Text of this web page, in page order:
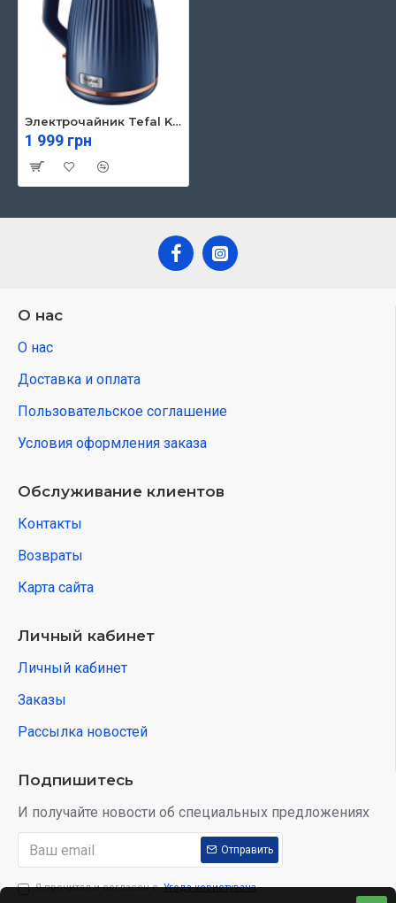
Электрочайник Tefal KO251430
1 999 грн
О нас
О нас
Доставка и оплата
Пользовательское соглашение
Условия оформления заказа
Обслуживание клиентов
Контакты
Возвраты
Карта сайта
Личный кабинет
Личный кабинет
Заказы
Рассылка новостей
Подпишитесь
И получайте новости об специальных предложениях
Отправить
Я прочитал и согласен с Угода користувача